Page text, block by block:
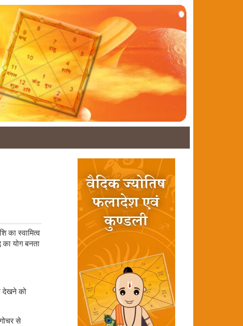
का स्वामित्व
योग बनता
देखने को
से